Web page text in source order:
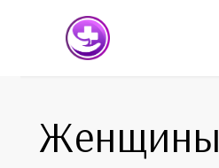
Женщины